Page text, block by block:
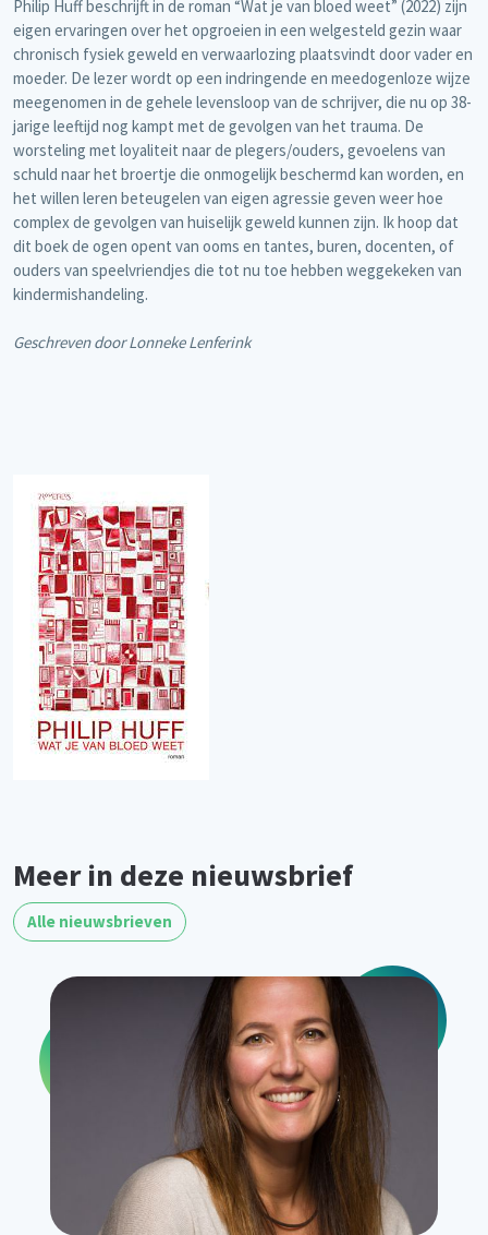
Philip Huff beschrijft in de roman “Wat je van bloed weet” (2022) zijn
eigen ervaringen over het opgroeien in een welgesteld gezin waar
chronisch fysiek geweld en verwaarlozing plaatsvindt door vader en
moeder. De lezer wordt op een indringende en meedogenloze wijze
meegenomen in de gehele levensloop van de schrijver, die nu op 38-
jarige leeftijd nog kampt met de gevolgen van het trauma. De
worsteling met loyaliteit naar de plegers/ouders, gevoelens van
schuld naar het broertje die onmogelijk beschermd kan worden, en
het willen leren beteugelen van eigen agressie geven weer hoe
complex de gevolgen van huiselijk geweld kunnen zijn. Ik hoop dat
dit boek de ogen opent van ooms en tantes, buren, docenten, of
ouders van speelvriendjes die tot nu toe hebben weggekeken van
kindermishandeling.
Geschreven door Lonneke Lenferink
Meer in deze nieuwsbrief
Alle nieuwsbrieven